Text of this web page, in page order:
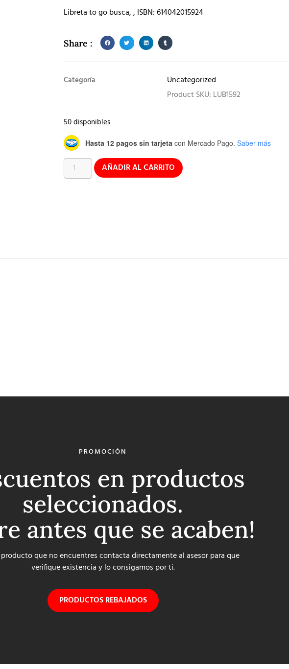
Libreta to go busca, , ISBN: 614042015924
Share :
Categoría
Uncategorized
Product SKU: LUB1592
50 disponibles
Hasta 12 pagos sin tarjeta con Mercado Pago. Saber más
AÑADIR AL CARRITO
PROMOCIÓN
en productos
seleccionados.
antes que se acaben!
que no encuentres contacta directamente al asesor para que
verifique existencia y lo consigamos por ti.
PRODUCTOS REBAJADOS